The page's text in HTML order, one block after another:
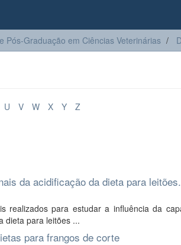
Pós-Graduação em Ciências Veterinárias
U V W X Y Z
da acidificação da dieta para leitões.
realizados para estudar a influência da
dieta para leitões ...
para frangos de corte